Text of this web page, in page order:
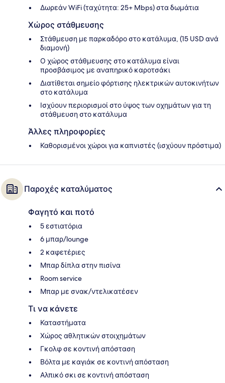
Δωρεάν WiFi (ταχύτητα: 25+ Mbps) στα δωμάτια
Χώρος στάθμευσης
Στάθμευση με παρκαδόρο στο κατάλυμα, (15 USD ανά
διαμονή)
Ο χώρος στάθμευσης στο κατάλυμα είναι
προσβάσιμος με αναπηρικό καροτσάκι
Διατίθεται σημείο φόρτισης ηλεκτρικών αυτοκινήτων
στο κατάλυμα
Ισχύουν περιορισμοί στο ύψος των οχημάτων για τη
στάθμευση στο κατάλυμα
Άλλες πληροφορίες
Καθορισμένοι χώροι για καπνιστές (ισχύουν πρόστιμα)
Παροχές καταλύματος
Φαγητό και ποτό
5 εστιατόρια
6 μπαρ/lounge
2 καφετέριες
Μπαρ δίπλα στην πισίνα
Room service
Μπαρ με σνακ/ντελικατέσεν
Τι να κάνετε
Καταστήματα
Χώρος αθλητικών στοιχημάτων
Γκολφ σε κοντινή απόσταση
Βόλτα με καγιάκ σε κοντινή απόσταση
Αλπικό σκι σε κοντινή απόσταση